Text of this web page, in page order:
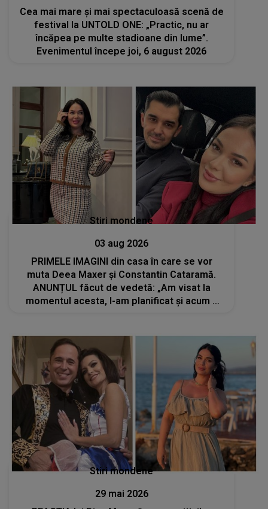
Cea mai mare și mai spectaculoasă scenă de
festival la UNTOLD ONE: „Practic, nu ar
încăpea pe multe stadioane din lume”.
Evenimentul începe joi, 6 august 2026
Stiri mondene
03 aug 2026
PRIMELE IMAGINI din casa în care se vor
muta Deea Maxer și Constantin Cataramă.
ANUNȚUL făcut de vedetă: „Am visat la
momentul acesta, l-am planificat și acum a
Stiri mondene
29 mai 2026